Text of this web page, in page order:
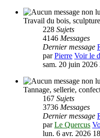
Travail du bois,
228 Sujets
4146 Messages
Dernier message
parPierre Voir le
sam. 20 juin 2026
Tannage, sellerie,
167 Sujets
3736 Messages
Dernier message
parLe Quercus
lun. 6 avr. 2026